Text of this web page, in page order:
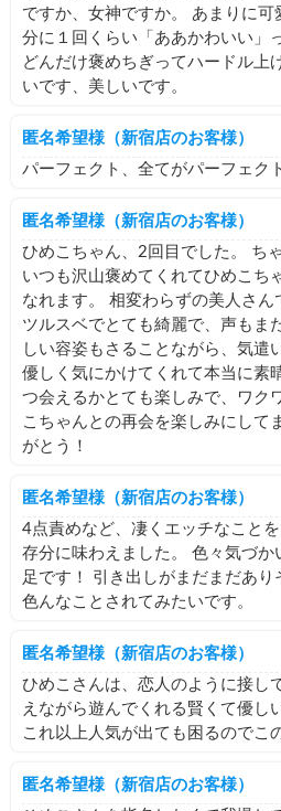
ですか、女神ですか。 あまりに可
分に１回くらい「ああかわいい」
どんだけ褒めちぎってハードル上
いです、美しいです。
匿名希望様（新宿店のお客様）
パーフェクト、全てがパーフェク
匿名希望様（新宿店のお客様）
ひめこちゃん、2回目でした。 ち
いつも沢山褒めてくれてひめこち
なれます。 相変わらずの美人さん
ツルスベでとても綺麗で、声もま
しい容姿もさることながら、気遣
優しく気にかけてくれて本当に素
つ会えるかとても楽しみで、ワク
こちゃんとの再会を楽しみにして
がとう！
匿名希望様（新宿店のお客様）
4点責めなど、凄くエッチなこと
存分に味わえました。 色々気づ
足です！ 引き出しがまだまだあり
色んなことされてみたいです。
匿名希望様（新宿店のお客様）
ひめこさんは、恋人のように接し
えながら遊んでくれる賢くて優し
これ以上人気が出ても困るのでこ
匿名希望様（新宿店のお客様）